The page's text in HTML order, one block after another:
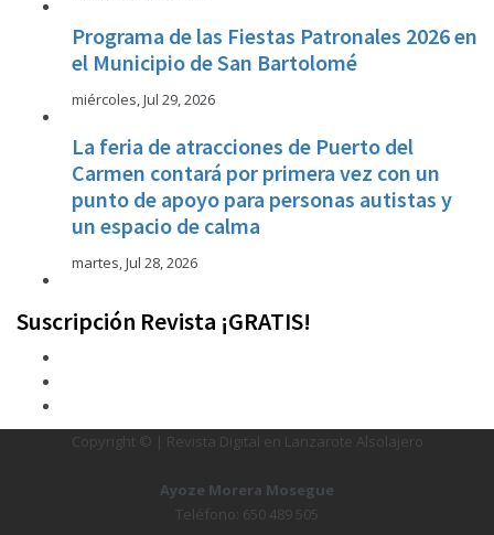
Programa de las Fiestas Patronales 2026 en
el Municipio de San Bartolomé
miércoles, Jul 29, 2026
La feria de atracciones de Puerto del
Carmen contará por primera vez con un
punto de apoyo para personas autistas y
un espacio de calma
martes, Jul 28, 2026
Suscripción Revista ¡GRATIS!
Copyright © | Revista Digital en Lanzarote Alsolajero
Ayoze Morera Mosegue
Teléfono: 650 489 505